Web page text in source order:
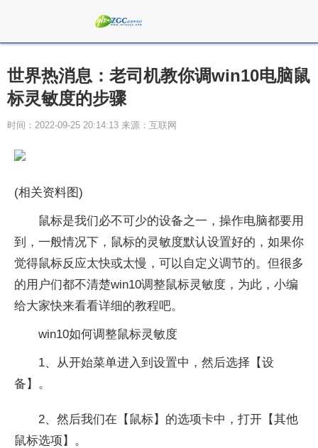
世界热消息：老司机教你调win10电脑鼠
标灵敏度的步骤
时间：2022-09-25 20:14:13 来源：互联网
(相关资料图)
鼠标是我们必不可少的设备之一，操作电脑都要用
到，一般情况下，鼠标的灵敏度默认设置好的，如果你
觉得鼠标反应太快或太慢，可以自定义调节的。但很多
的用户们都不清楚win10调整鼠标灵敏度，为此，小编
给大家快来看看详细的教程吧。
win10如何调整鼠标灵敏度
1、从开始菜单进入到设置中，然后选择【设
备】。
2、然后我们在【鼠标】的选项卡中，打开【其他
鼠标选项】。